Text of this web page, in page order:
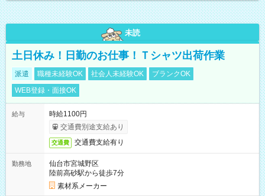
未読
土日休み！日勤のお仕事！Ｔシャツ出荷作業
派遣 職種未経験OK 社会人未経験OK
ブランクOK
WEB登録・面接OK
給与
時給1100円
交通費別途支給あり
交通費 交通費支給有り
勤務地
仙台市宮城野区
陸前高砂駅から徒歩7分
素材系メーカー